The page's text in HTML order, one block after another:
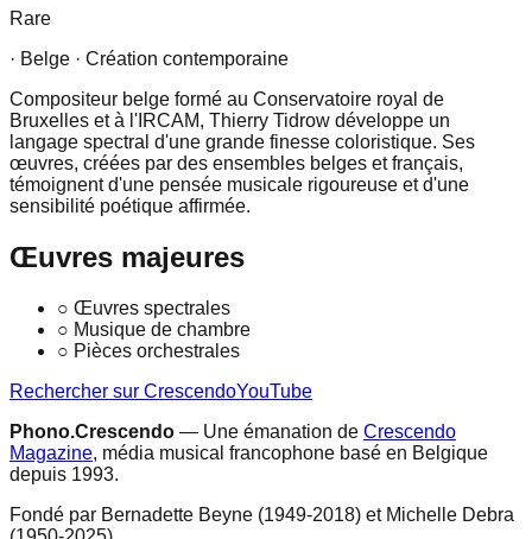
Rare
· Belge · Création contemporaine
Compositeur belge formé au Conservatoire royal de
Bruxelles et à l'IRCAM, Thierry Tidrow développe un
langage spectral d'une grande finesse coloristique. Ses
œuvres, créées par des ensembles belges et français,
témoignent d'une pensée musicale rigoureuse et d'une
sensibilité poétique affirmée.
Œuvres majeures
○ Œuvres spectrales
○ Musique de chambre
○ Pièces orchestrales
Rechercher sur CrescendoYouTube
Phono.Crescendo — Une émanation de Crescendo
Magazine, média musical francophone basé en Belgique
depuis 1993.
Fondé par Bernadette Beyne (1949-2018) et Michelle Debra